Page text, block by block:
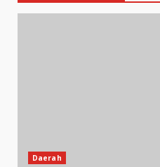
Daerah